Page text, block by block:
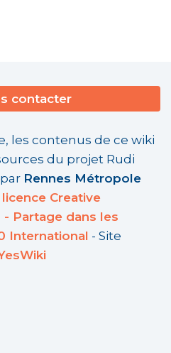
contacter
les contenus de ce wiki
du projet Rudi
Rennes Métropole
licence Creative
Partage dans les
International - Site